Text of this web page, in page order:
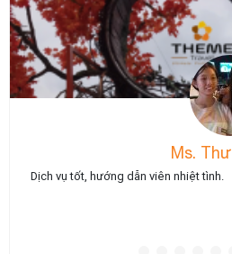
Ms. Thư
Dịch vụ tốt, hướng dẫn viên nhiệt tình.